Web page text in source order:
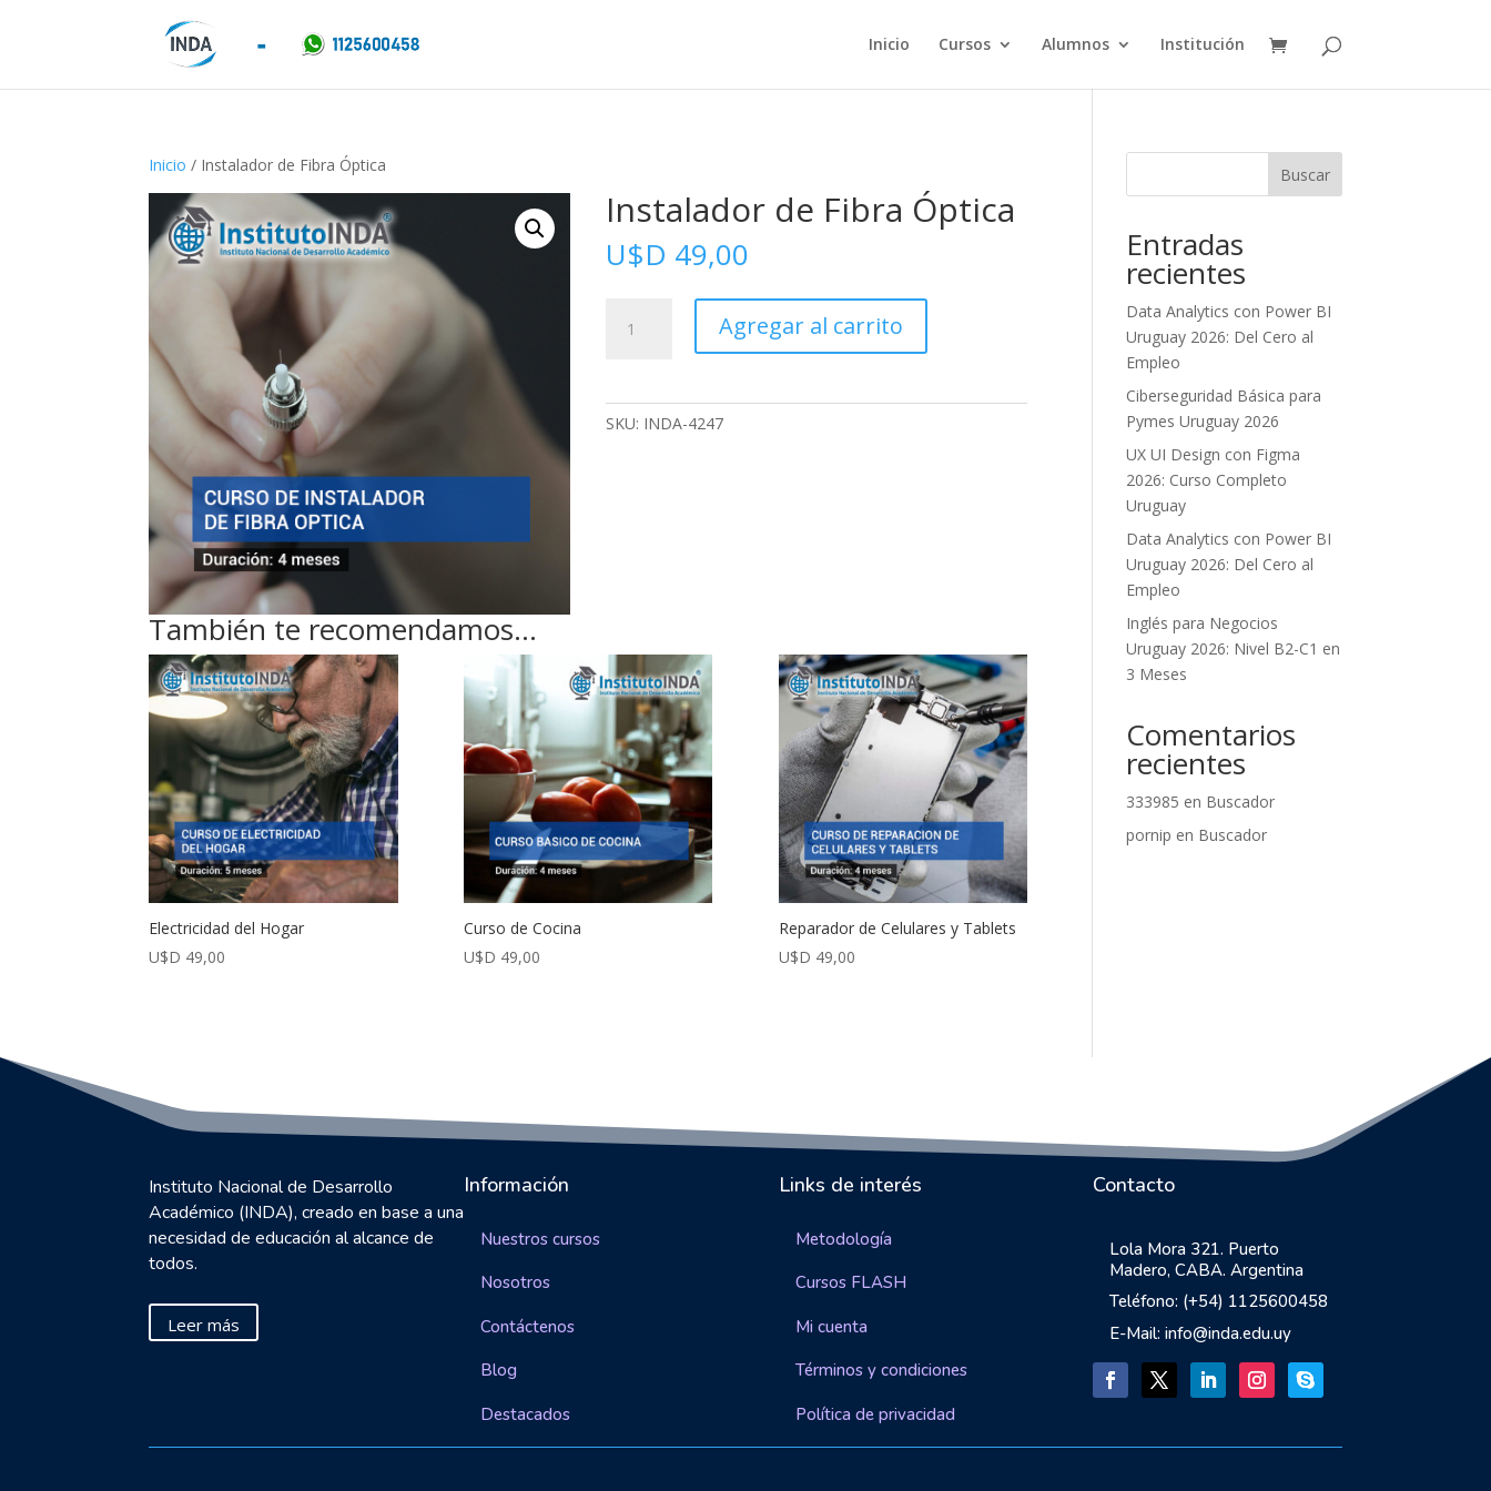
Inicio Cursos Alumnos Institución
Inicio / Instalador de Fibra Óptica
Instalador de Fibra Óptica
U$D 49,00
Agregar al carrito
SKU: INDA-4247
También te recomendamos…
Electricidad del Hogar
U$D 49,00
Curso de Cocina
U$D 49,00
Reparador de Celulares y Tablets
U$D 49,00
Buscar
Entradas
recientes
Data Analytics con Power BI
Uruguay 2026: Del Cero al
Empleo
Ciberseguridad Básica para
Pymes Uruguay 2026
UX UI Design con Figma
2026: Curso Completo
Uruguay
Data Analytics con Power BI
Uruguay 2026: Del Cero al
Empleo
Inglés para Negocios
Uruguay 2026: Nivel B2-C1 en
3 Meses
Comentarios
recientes
333985 en Buscador
pornip en Buscador
Instituto Nacional de Desarrollo
Académico (INDA), creado en base a una
necesidad de educación al alcance de
todos.
Leer más
Información
Nuestros cursos
Nosotros
Contáctenos
Blog
Destacados
Links de interés
Metodología
Cursos FLASH
Mi cuenta
Términos y condiciones
Política de privacidad
Contacto
Lola Mora 321. Puerto
Madero, CABA. Argentina
Teléfono: (+54) 1125600458
E-Mail: info@inda.edu.uy